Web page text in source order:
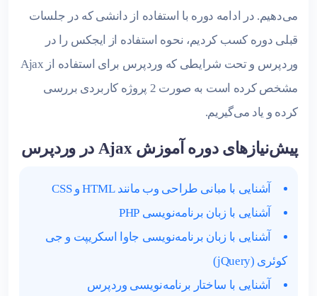
می‌دهیم. در ادامه دوره با استفاده از دانشی که در جلسات
قبلی دوره کسب کردیم، نحوه استفاده از ایجکس را در
وردپرس و تحت شرایطی که وردپرس برای استفاده از Ajax
مشخص کرده است به صورت 2 پروژه کاربردی بررسی
کرده و یاد می‌گیریم.
پیش‌نیازهای دوره آموزش Ajax در وردپرس
آشنایی با مبانی طراحی وب مانند HTML و CSS
آشنایی با زبان برنامه‌نویسی PHP
آشنایی با زبان برنامه‌نویسی جاوا اسکریپت و جی
کوئری (jQuery)
آشنایی با ساختار برنامه‌نویسی وردپرس